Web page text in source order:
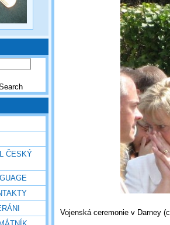
ČESKÝ
Vojenská ceremonie v Darney